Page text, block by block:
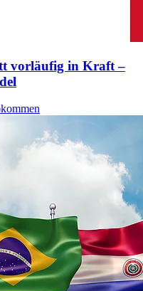
vorläufig in Kraft –